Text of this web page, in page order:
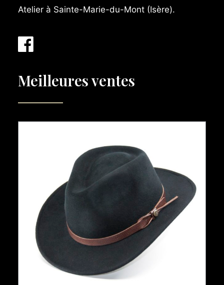
Atelier à Sainte-Marie-du-Mont (Isère).
Meilleures ventes